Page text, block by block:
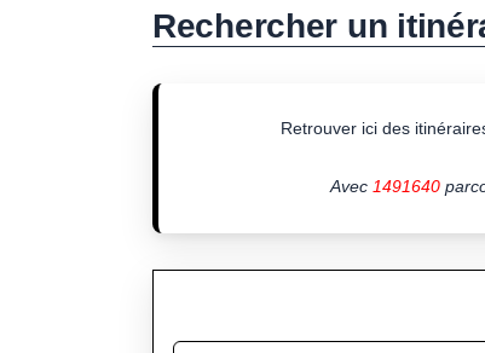
Rechercher un
Retrouver ici des
Avec 1491640